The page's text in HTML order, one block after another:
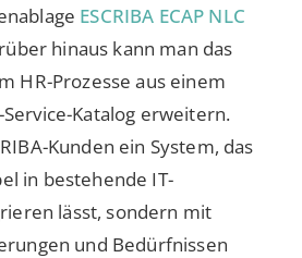
ESCRIBA ECAP NLC
hinaus kann man das
HR-Prozesse aus einem
Katalog erweitern.
Kunden ein System, das
in bestehende IT-
lässt, sondern mit
und Bedürfnissen